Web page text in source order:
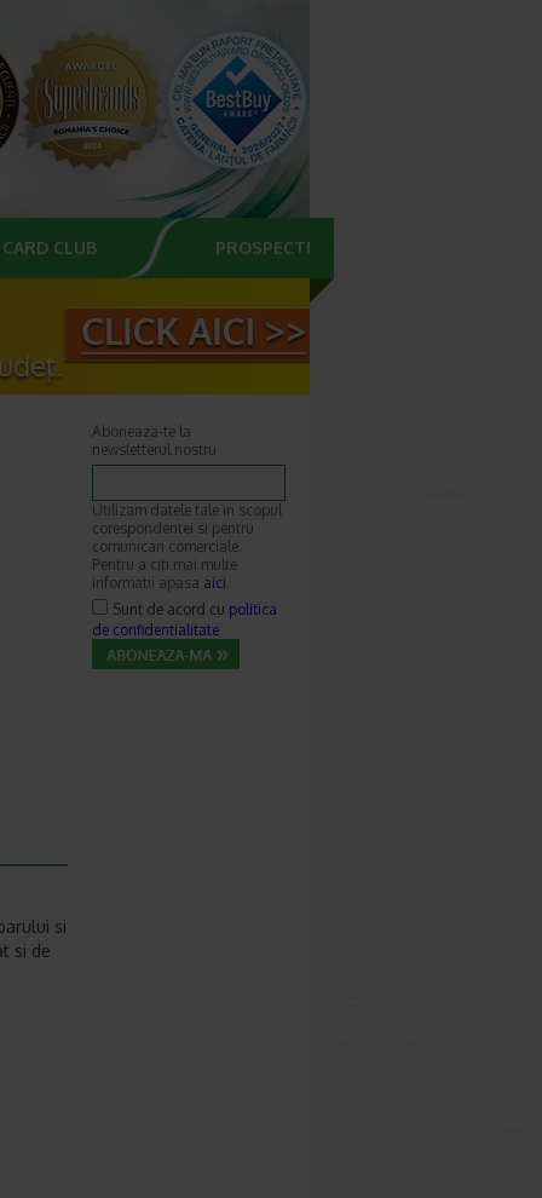
CARD CLUB PROSPECTE
si
si de
Aboneaza-te la
newsletterul nostru
Utilizam datele tale in scopul
corespondentei si pentru
comunicari comerciale.
Pentru a citi mai multe
informatii apasa aici.
Sunt de acord cu politica
de confidentialitate